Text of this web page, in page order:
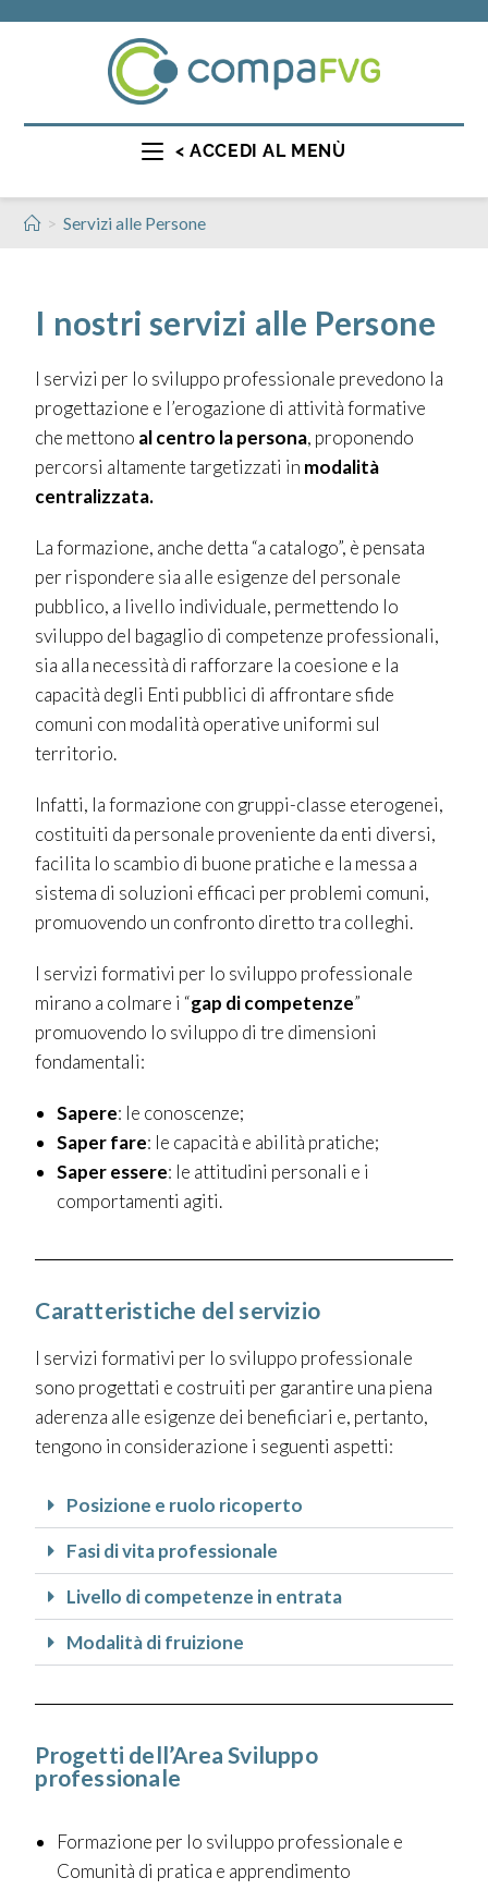
< ACCEDI AL MENÙ
> Servizi alle Persone
I nostri servizi alle Persone
I servizi per lo sviluppo professionale prevedono la
progettazione e l’erogazione di attività formative
che mettono al centro la persona, proponendo
percorsi altamente targetizzati in modalità
centralizzata.
La formazione, anche detta “a catalogo”, è pensata
per rispondere sia alle esigenze del personale
pubblico, a livello individuale, permettendo lo
sviluppo del bagaglio di competenze professionali,
sia alla necessità di rafforzare la coesione e la
capacità degli Enti pubblici di affrontare sfide
comuni con modalità operative uniformi sul
territorio.
Infatti, la formazione con gruppi-classe eterogenei,
costituiti da personale proveniente da enti diversi,
facilita lo scambio di buone pratiche e la messa a
sistema di soluzioni efficaci per problemi comuni,
promuovendo un confronto diretto tra colleghi.
I servizi formativi per lo sviluppo professionale
mirano a colmare i “gap di competenze”
promuovendo lo sviluppo di tre dimensioni
fondamentali:
Sapere: le conoscenze;
Saper fare: le capacità e abilità pratiche;
Saper essere: le attitudini personali e i
comportamenti agiti.
Caratteristiche del servizio
I servizi formativi per lo sviluppo professionale
sono progettati e costruiti per garantire una piena
aderenza alle esigenze dei beneficiari e, pertanto,
tengono in considerazione i seguenti aspetti:
Posizione e ruolo ricoperto
Fasi di vita professionale
Livello di competenze in entrata
Modalità di fruizione
Progetti dell’Area Sviluppo
professionale
Formazione per lo sviluppo professionale e
Comunità di pratica e apprendimento